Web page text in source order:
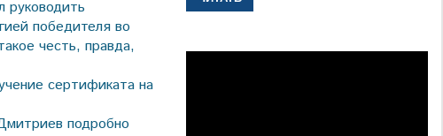
руководить
победителя во
честь, правда,
сертификата на
подробно